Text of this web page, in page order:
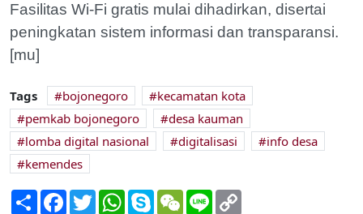
Fasilitas Wi-Fi gratis mulai dihadirkan, disertai
peningkatan sistem informasi dan transparansi.
[mu]
Tags bojonegoro
kecamatan kota
pemkab bojonegoro
desa kauman
lomba digital nasional
digitalisasi
info desa
kemendes
Share Facebook
TwitterWhatsApp
SkypeWeChatLine